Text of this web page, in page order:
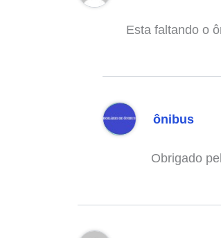
Esta faltando o
ônibus
Obrigado